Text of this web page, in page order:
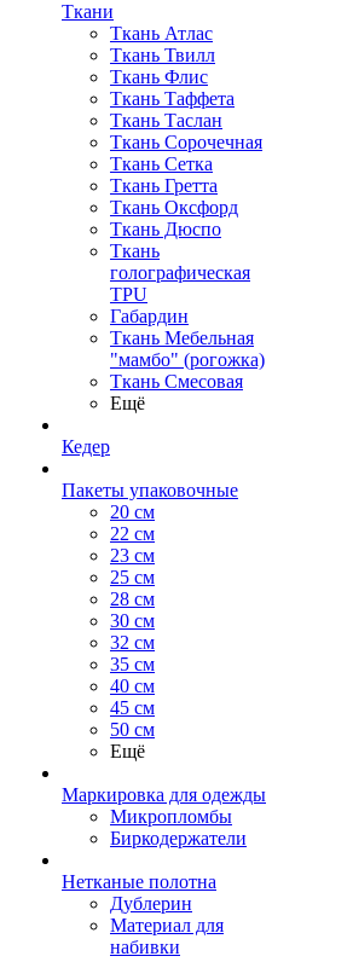
Ткани
Ткань Атлас
Ткань Твилл
Ткань Флис
Ткань Таффета
Ткань Таслан
Ткань Сорочечная
Ткань Сетка
Ткань Гретта
Ткань Оксфорд
Ткань Дюспо
Ткань
голографическая
TPU
Габардин
Ткань Мебельная
"мамбо" (рогожка)
Ткань Смесовая
Ещё
Кедер
Пакеты упаковочные
20 см
22 см
23 см
25 см
28 см
30 см
32 см
35 см
40 см
45 см
50 см
Ещё
Маркировка для одежды
Микропломбы
Биркодержатели
Нетканые полотна
Дублерин
Материал для
набивки